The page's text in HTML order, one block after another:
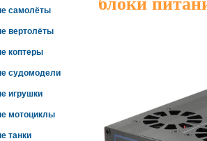
самолёты
вертолёты
коптеры
судомодели
игрушки
мотоциклы
танки